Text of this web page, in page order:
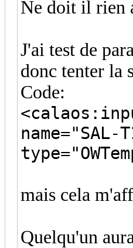
Ne doit il rien
J'ai test de
donc tenter la
Code:
mais cela
Quelqu'un